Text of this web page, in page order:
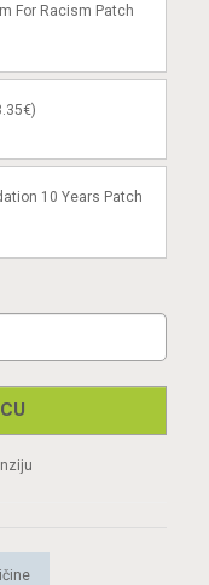
For Racism Patch
10 Years Patch